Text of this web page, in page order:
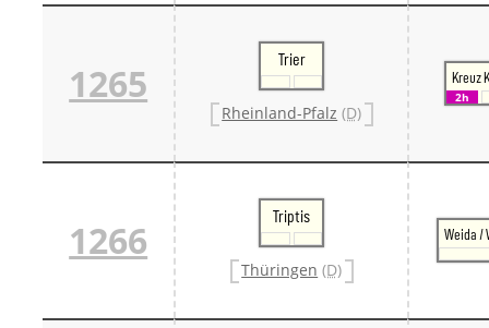
1265
Trier
Rheinland-Pfalz (D)
Kreuz
2h
1266
Triptis
Thüringen (D)
Weida /